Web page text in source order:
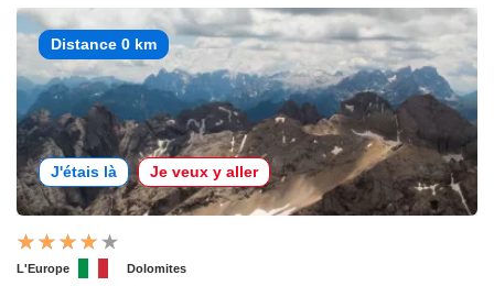
Distance 0 km
J'étais là Je veux y aller
L'Europe Dolomites